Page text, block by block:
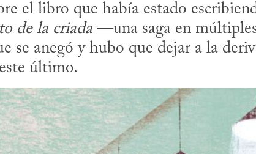
el libro que había estado
de la criada —una saga en
se anegó y hubo que dejar a la
último.